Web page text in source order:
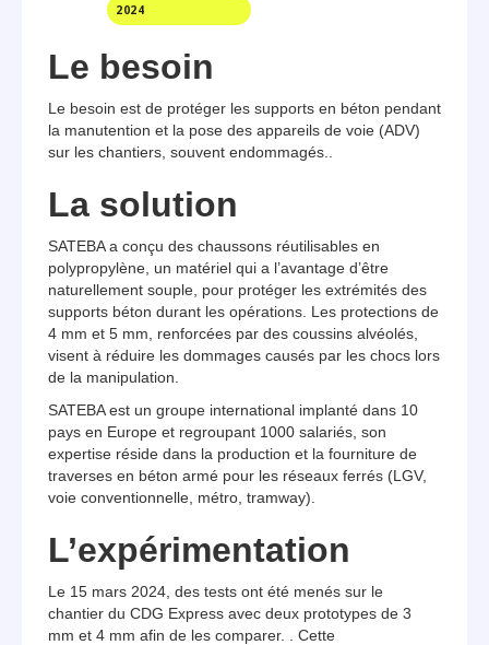
2024
Le besoin
Le besoin est de protéger les supports en béton pendant
la manutention et la pose des appareils de voie (ADV)
sur les chantiers, souvent endommagés..
La solution
SATEBA a conçu des chaussons réutilisables en
polypropylène, un matériel qui a l’avantage d’être
naturellement souple, pour protéger les extrémités des
supports béton durant les opérations. Les protections de
4 mm et 5 mm, renforcées par des coussins alvéolés,
visent à réduire les dommages causés par les chocs lors
de la manipulation.
SATEBA est un groupe international implanté dans 10
pays en Europe et regroupant 1000 salariés, son
expertise réside dans la production et la fourniture de
traverses en béton armé pour les réseaux ferrés (LGV,
voie conventionnelle, métro, tramway).
L’expérimentation
Le 15 mars 2024, des tests ont été menés sur le
chantier du CDG Express avec deux prototypes de 3
mm et 4 mm afin de les comparer. . Cette